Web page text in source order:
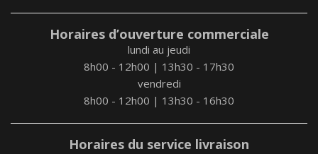
Horaires d’ouverture commerciale
lundi au jeudi
8h00 - 12h00 | 13h30 - 17h30
vendredi
8h00 - 12h00 | 13h30 - 16h30
Horaires du service livraison